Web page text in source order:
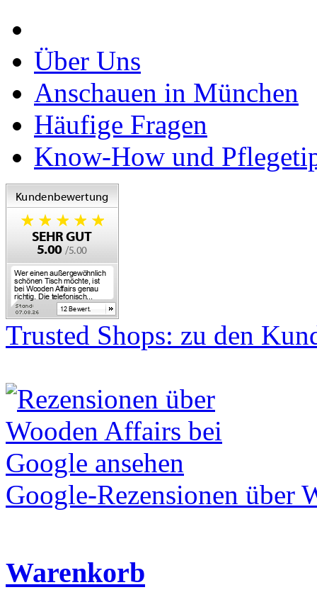
Über Uns
Anschauen in München
Häufige Fragen
Know-How und
Trusted Shops: zu den
Google-Rezensionen über
Warenkorb